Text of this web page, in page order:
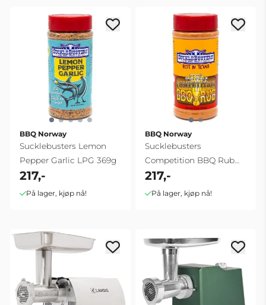
BBQ Norway
Sucklebusters Lemon
Pepper Garlic LPG 369g
217,-
På lager, kjøp nå!
BBQ Norway
Sucklebusters
Competition BBQ Rub
369g
217,-
På lager, kjøp nå!